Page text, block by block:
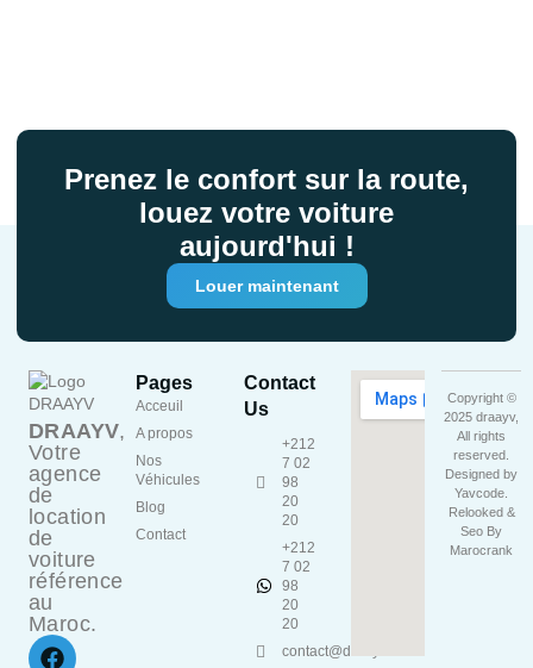
Prenez le confort sur la route,
louez votre voiture
aujourd'hui !
Louer maintenant
DRAAYV,
Votre
agence
de
location
de
voiture
référence
au
Maroc.
Pages
Acceuil
A propos
Nos
Véhicules
Blog
Contact
Contact
Us
+212
7 02
98
20
20
+212
7 02
98
20
20
contact@draayv.ma
Copyright ©
2025 draayv,
All rights
reserved.
Designed by
Yavcode
Relooked &
Seo By
Marocrank